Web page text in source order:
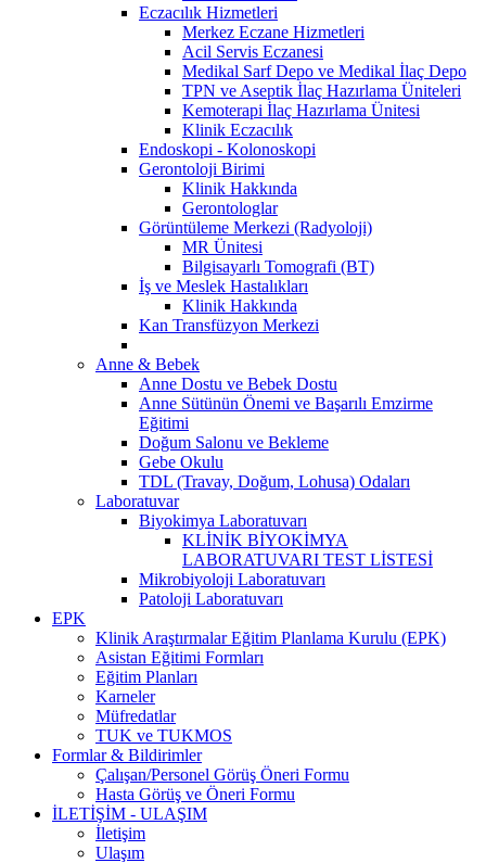
Eczacılık Hizmetleri
Merkez Eczane Hizmetleri
Acil Servis Eczanesi
Medikal Sarf Depo ve Medikal İlaç Depo
TPN ve Aseptik İlaç Hazırlama Üniteleri
Kemoterapi İlaç Hazırlama Ünitesi
Klinik Eczacılık
Endoskopi - Kolonoskopi
Gerontoloji Birimi
Klinik Hakkında
Gerontologlar
Görüntüleme Merkezi (Radyoloji)
MR Ünitesi
Bilgisayarlı Tomografi (BT)
İş ve Meslek Hastalıkları
Klinik Hakkında
Kan Transfüzyon Merkezi
Anne & Bebek
Anne Dostu ve Bebek Dostu
Anne Sütünün Önemi ve Başarılı Emzirme
Eğitimi
Doğum Salonu ve Bekleme
Gebe Okulu
TDL (Travay, Doğum, Lohusa) Odaları
Laboratuvar
Biyokimya Laboratuvarı
KLİNİK BİYOKİMYA
LABORATUVARI TEST LİSTESİ
Mikrobiyoloji Laboratuvarı
Patoloji Laboratuvarı
EPK
Klinik Araştırmalar Eğitim Planlama Kurulu (EPK)
Asistan Eğitimi Formları
Eğitim Planları
Karneler
Müfredatlar
TUK ve TUKMOS
Formlar & Bildirimler
Çalışan/Personel Görüş Öneri Formu
Hasta Görüş ve Öneri Formu
İLETİŞİM - ULAŞIM
İletişim
Ulaşım